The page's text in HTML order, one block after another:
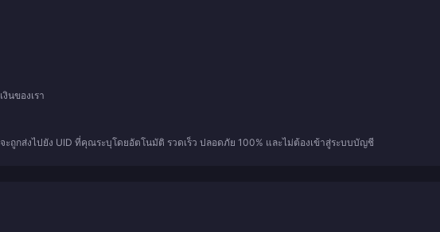
นของเรา
ะถูกส่งไปยัง UID ที่คุณระบุโดยอัตโนมัติ รวดเร็ว ปลอดภัย 100% และไม่ต้องเข้าสู่ระบบบัญชี